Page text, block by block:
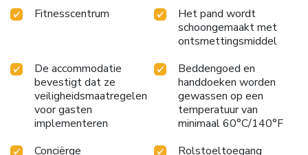
Fitnesscentrum
Het pand wordt
schoongemaakt met
ontsmettingsmiddel
De accommodatie
bevestigt dat ze
veiligheidsmaatregelen
voor gasten
implementeren
Beddengoed en
handdoeken worden
gewassen op een
temperatuur van
minimaal 60°C/140°F
Conciërge
Rolstoeltoegang